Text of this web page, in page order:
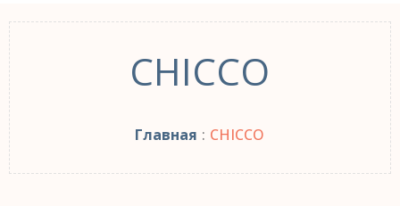
CHICCO
Главная : CHICCO